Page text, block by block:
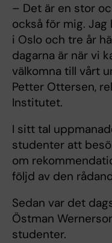
– Det är en stor
också för mig. Jag
i Oslo och tre år
dagarna är när vi
välkomna till vårt
Petter Ottersen,
Institutet.
I sitt tal
studenter att
om
följd av den
Sedan var det
Östman
studenter.